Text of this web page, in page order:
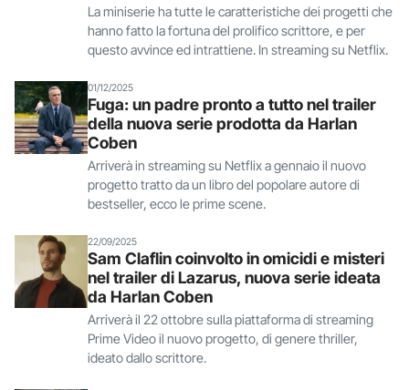
La miniserie ha tutte le caratteristiche dei progetti che
hanno fatto la fortuna del prolifico scrittore, e per
questo avvince ed intrattiene. In streaming su Netflix.
01/12/2025
Fuga: un padre pronto a tutto nel trailer
della nuova serie prodotta da Harlan
Coben
Arriverà in streaming su Netflix a gennaio il nuovo
progetto tratto da un libro del popolare autore di
bestseller, ecco le prime scene.
22/09/2025
Sam Claflin coinvolto in omicidi e misteri
nel trailer di Lazarus, nuova serie ideata
da Harlan Coben
Arriverà il 22 ottobre sulla piattaforma di streaming
Prime Video il nuovo progetto, di genere thriller,
ideato dallo scrittore.